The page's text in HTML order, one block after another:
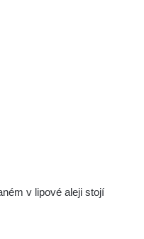
v lipové aleji stojí